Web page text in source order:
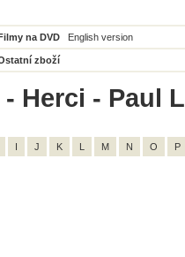
na DVD English version
zboží
Herci - Paul
I J K L M N O P